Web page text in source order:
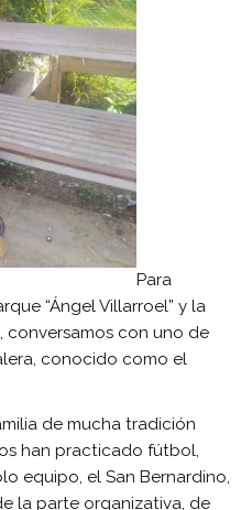
Para
“Ángel Villarroel” y la
conversamos con uno de
conocido como el
de mucha tradición
han practicado fútbol,
equipo, el San Bernardino,
la parte organizativa, de